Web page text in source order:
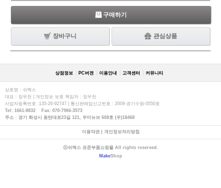
구매하기
장바구니 관심상품
상점정보 PC버젼 이용안내 고객센터 커뮤니티
상호명 : 쉬멕스
대표 : 장우천 | 개인정보 보호 책임자 : 장우천
사업자등록번호 :135-26-92747 | 통신판매업신고번호 : 2009-경기수원-0550호
Tel: 1661-8832 Fax: 070-7966-3573
주소 : 경기 화성시 동탄대로23길 121, 우미뉴브 608호 (우)18468
이용약관| 개인정보처리방침
ⓒ쉬멕스 표준부품쇼핑몰 All rights reserved.
MakeShop